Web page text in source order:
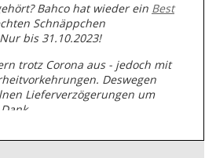
Bahco hat wieder ein Best
Schnäppchen
bis 31.10.2023!
trotz Corona aus - jedoch mit
Deswegen
Lieferverzögerungen um
Zugang zu unserer